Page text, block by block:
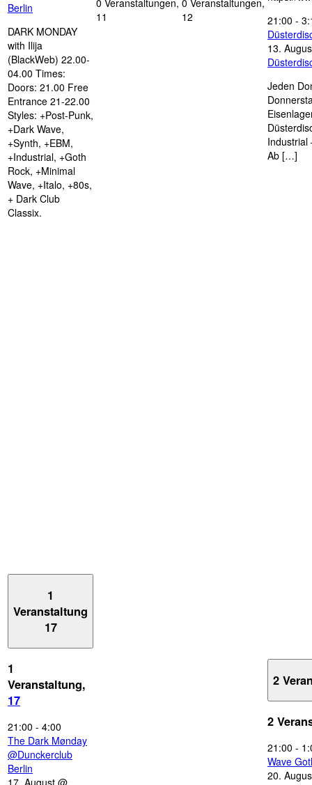
Berlin
DARK MONDAY
with Ilija
(BlackWeb) 22.00-
04.00 Times:
Doors: 21.00 Free
Entrance 21-22.00
Styles: +Post-Punk,
+Dark Wave,
+Synth, +EBM,
+Industrial, +Goth
Rock, +Minimal
Wave, +Italo, +80s,
+ Dark Club
Classix.
11
12
21:00 -
13.
Jeden
Industrial
Ab […]
1
Veranstaltung
17
1
Veranstaltung,
17
21:00 - 4:00
The Dark Mønday
@Dunckerclub
Berlin
2
2
21:00 -
Wave
20.